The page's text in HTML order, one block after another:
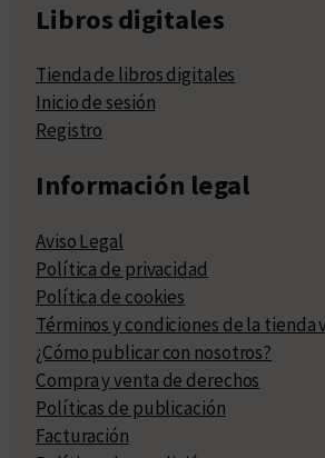
Libros digitales
Tienda de libros digitales
Inicio de sesión
Registro
Información legal
Aviso Legal
Política de privacidad
Política de cookies
Términos y condiciones de la tienda
¿Cómo publicar con nosotros?
Compra y venta de derechos
Políticas de publicación
Facturación